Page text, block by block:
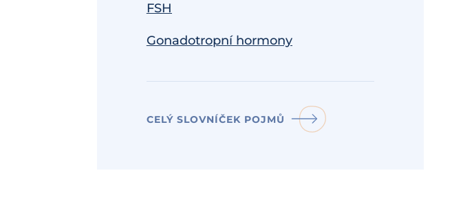
FSH
Gonadotropní hormony
CELÝ SLOVNÍČEK POJMŮ